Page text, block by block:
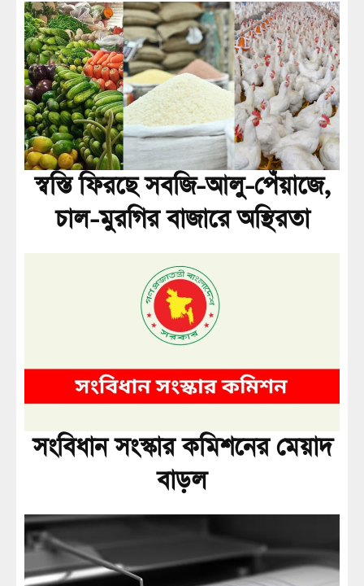
স্বস্তি ফিরছে সবজি-আলু-পেঁয়াজে,
চাল-মুরগির বাজারে অস্থিরতা
সংবিধান সংস্কার কমিশনের মেয়াদ
বাড়ল